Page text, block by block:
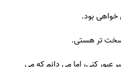
خواهی بود.
تر هستی.